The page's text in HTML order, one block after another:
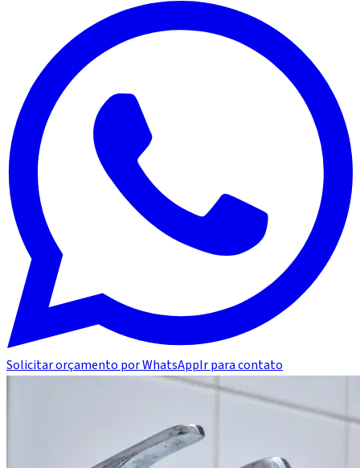
Solicitar orçamento por WhatsAppIr para contato